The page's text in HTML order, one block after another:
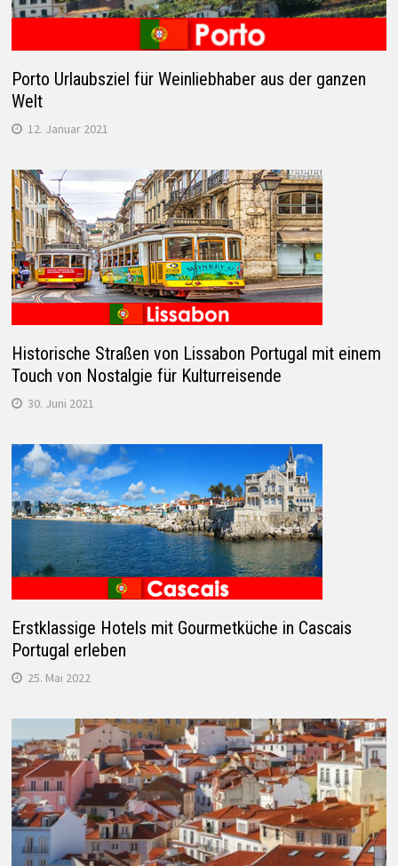
Porto Urlaubsziel für Weinliebhaber aus der ganzen
Welt
12. Januar 2021
Historische Straßen von Lissabon Portugal mit einem
Touch von Nostalgie für Kulturreisende
30. Juni 2021
Erstklassige Hotels mit Gourmetküche in Cascais
Portugal erleben
25. Mai 2022